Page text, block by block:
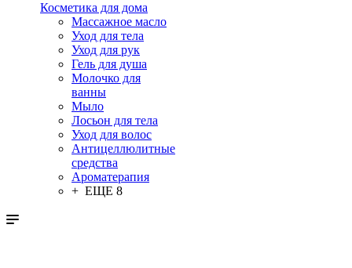
Косметика для дома
Массажное масло
Уход для тела
Уход для рук
Гель для душа
Молочко для
ванны
Мыло
Лосьон для тела
Уход для волос
Антицеллюлитные
средства
Ароматерапия
+ ЕЩЕ 8